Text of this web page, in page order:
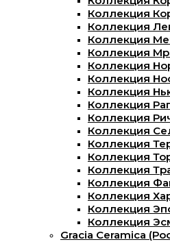
Коллекция
Коллекция
Коллекция
Коллекция
Коллекция
Коллекция
Коллекция
Коллекция
Коллекция
Коллекция
Коллекция
Коллекция
Коллекция
Коллекция
Коллекция
Коллекция
Коллекция
Gracia Ceramica